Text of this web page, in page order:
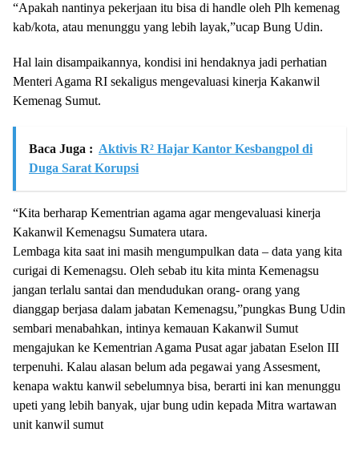
“Apakah nantinya pekerjaan itu bisa di handle oleh Plh kemenag
kab/kota, atau menunggu yang lebih layak,”ucap Bung Udin.
Hal lain disampaikannya, kondisi ini hendaknya jadi perhatian
Menteri Agama RI sekaligus mengevaluasi kinerja Kakanwil
Kemenag Sumut.
Baca Juga : Aktivis R² Hajar Kantor Kesbangpol di
Duga Sarat Korupsi
“Kita berharap Kementrian agama agar mengevaluasi kinerja
Kakanwil Kemenagsu Sumatera utara.
Lembaga kita saat ini masih mengumpulkan data – data yang kita
curigai di Kemenagsu. Oleh sebab itu kita minta Kemenagsu
jangan terlalu santai dan mendudukan orang- orang yang
dianggap berjasa dalam jabatan Kemenagsu,”pungkas Bung Udin
sembari menabahkan, intinya kemauan Kakanwil Sumut
mengajukan ke Kementrian Agama Pusat agar jabatan Eselon III
terpenuhi. Kalau alasan belum ada pegawai yang Assesment,
kenapa waktu kanwil sebelumnya bisa, berarti ini kan menunggu
upeti yang lebih banyak, ujar bung udin kepada Mitra wartawan
unit kanwil sumut